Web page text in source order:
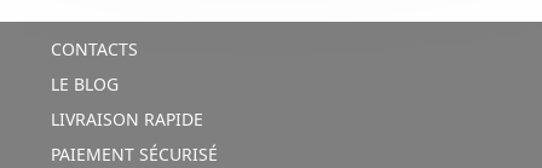
CONTACTS
LE BLOG
LIVRAISON RAPIDE
PAIEMENT SÉCURISÉ